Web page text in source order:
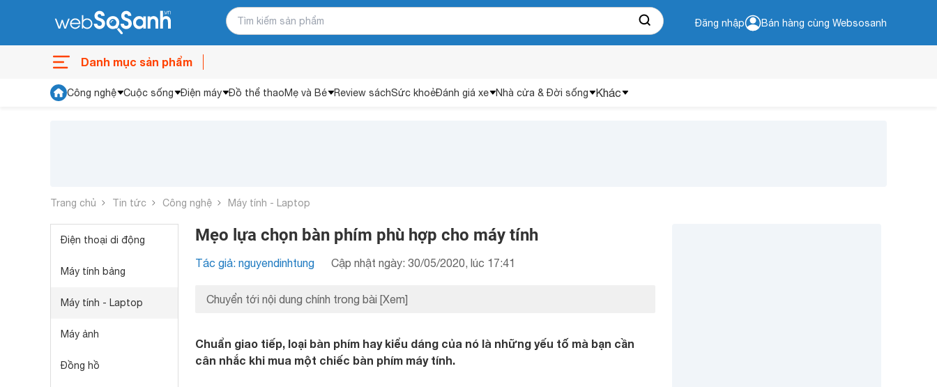
Đăng nhập Bán hàng cùng Websosanh
Danh mục sản phẩm
Công nghệ Cuộc sống Điện máy Đồ thể thaoMẹ và Bé Review sáchSức khoẻĐánh giá xe Nhà cửa & Đời sống Khác
Trang chủ Tin tức Công nghệ Máy tính - Laptop
Điện thoại di động
Máy tính bảng
Máy tính - Laptop
Máy ảnh
Đồng hồ
Mẹo lựa chọn bàn phím phù hợp cho máy tính
Tác giả: nguyendinhtung Cập nhật ngày: 30/05/2020, lúc 17:41
Chuyển tới nội dung chính trong bài [Xem]
Chuẩn giao tiếp, loại bàn phím hay kiểu dáng của nó là những yếu tố mà bạn cần
cân nhắc khi mua một chiếc bàn phím máy tính.